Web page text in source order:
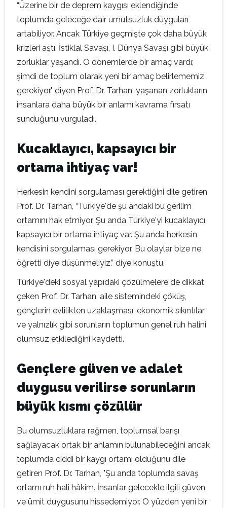
“Üzerine bir de deprem kaygısı eklendiğinde
toplumda geleceğe dair umutsuzluk duyguları
artabiliyor. Ancak Türkiye geçmişte çok daha büyük
krizleri aştı. İstiklal Savaşı, I. Dünya Savaşı gibi büyük
zorluklar yaşandı. O dönemlerde bir amaç vardı;
şimdi de toplum olarak yeni bir amaç belirlememiz
gerekiyor." diyen Prof. Dr. Tarhan, yaşanan zorlukların
insanlara daha büyük bir anlamı kavrama fırsatı
sunduğunu vurguladı.
Kucaklayıcı, kapsayıcı bir
ortama ihtiyaç var!
Herkesin kendini sorgulaması gerektiğini dile getiren
Prof. Dr. Tarhan, “Türkiye'de şu andaki bu gerilim
ortamını hak etmiyor. Şu anda Türkiye'yi kucaklayıcı,
kapsayıcı bir ortama ihtiyaç var. Şu anda herkesin
kendisini sorgulaması gerekiyor. Bu olaylar bize ne
öğretti diye düşünmeliyiz.” diye konuştu.
Türkiye'deki sosyal yapıdaki çözülmelere de dikkat
çeken Prof. Dr. Tarhan, aile sistemindeki çöküş,
gençlerin evlilikten uzaklaşması, ekonomik sıkıntılar
ve yalnızlık gibi sorunların toplumun genel ruh halini
olumsuz etkilediğini kaydetti.
Gençlere güven ve adalet
duygusu verilirse sorunların
büyük kısmı çözülür
Bu olumsuzluklara rağmen, toplumsal barışı
sağlayacak ortak bir anlamın bulunabileceğini ancak
toplumda ciddi bir kaygı ortamı olduğunu dile
getiren Prof. Dr. Tarhan, "Şu anda toplumda savaş
ortamı ruh hali hâkim. İnsanlar gelecekle ilgili güven
ve ümit duygusunu hissedemiyor. O yüzden yeni bir